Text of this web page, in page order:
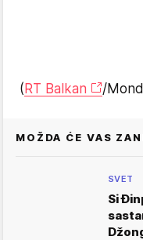
(RT Balkan /
MOŽDA ĆE VAS
SVET
Si